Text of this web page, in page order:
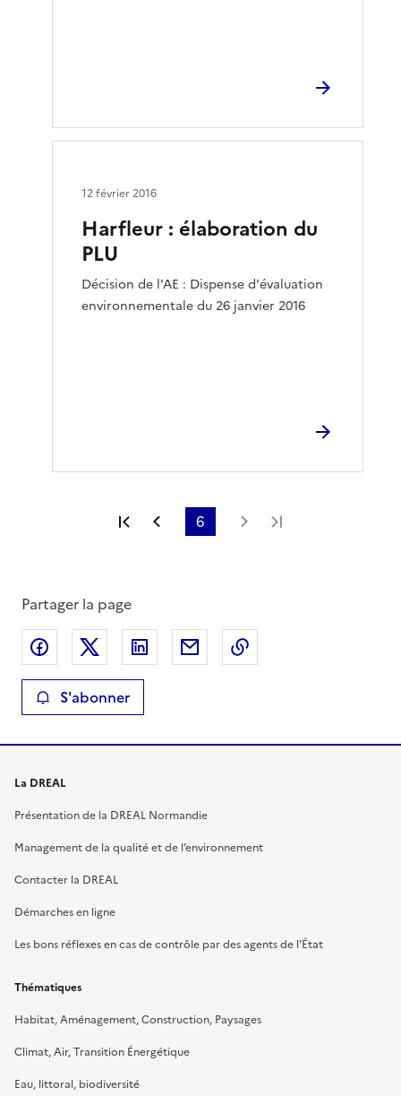
Harfleur : élaboration du
PLU
Décision de l'AE : Dispense d'évaluation
environnementale du 26 janvier 2016
12 février 2016
Première page
Page précédente
6 Page suivante
Partager la page
Partager sur Facebook
Partager sur XPartager sur LinkedIn
Partager par email
S'abonner
La DREAL
Présentation de la DREAL Normandie
Management de la qualité et de l’environnement
Contacter la DREAL
Démarches en ligne
Les bons réflexes en cas de contrôle par des agents de l’État
Thématiques
Habitat, Aménagement, Construction, Paysages
Climat, Air, Transition Énergétique
Eau, littoral, biodiversité